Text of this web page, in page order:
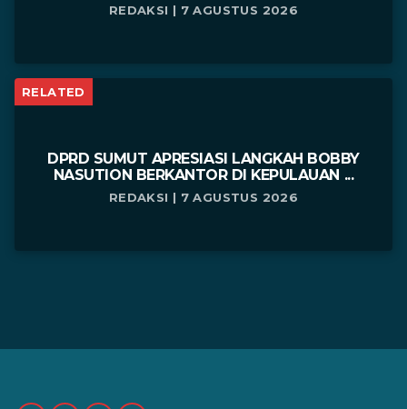
REDAKSI | 7 AGUSTUS 2026
RELATED
DPRD SUMUT APRESIASI LANGKAH BOBBY
NASUTION BERKANTOR DI KEPULAUAN ...
REDAKSI | 7 AGUSTUS 2026